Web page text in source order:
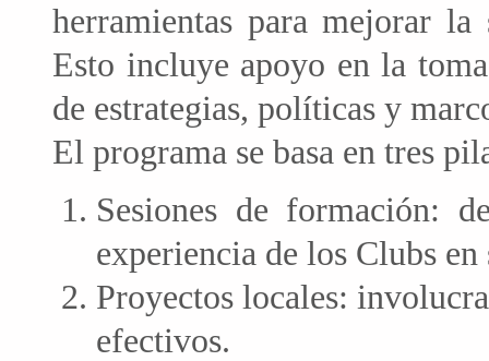
herramientas para mejorar
Esto incluye apoyo en la
de estrategias, políticas y
El programa se basa en tres
Sesiones de formación:
experiencia de los Clubs
Proyectos locales:
efectivos.